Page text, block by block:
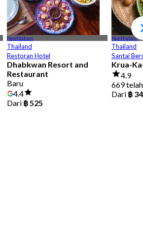
Nonthaburi
Thailand
Restoran Hotel
Dhabkwan Resort and
Restaurant
Baru
4.4
Dari ฿ 525
Nonthaburi
Thailand
Santai
Krua-
4.9
669
Dari ฿